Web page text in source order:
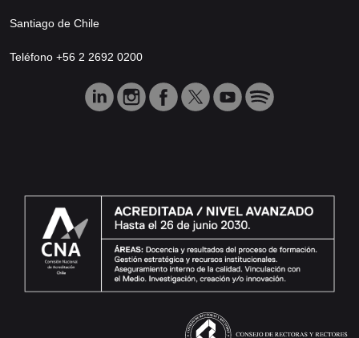
Santiago de Chile
Teléfono +56 2 2692 0200